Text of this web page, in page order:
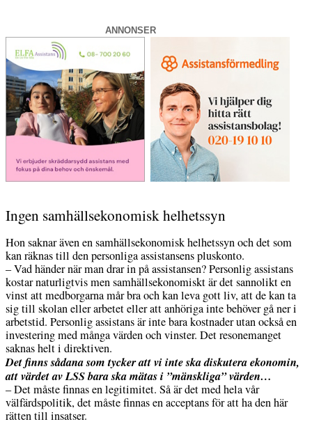
ANNONSER
Ingen samhällsekonomisk helhetssyn
Hon saknar även en samhällsekonomisk helhetssyn och det som
kan räknas till den personliga assistansens pluskonto.
– Vad händer när man drar in på assistansen? Personlig assistans
kostar naturligtvis men samhällsekonomiskt är det sannolikt en
vinst att medborgarna mår bra och kan leva gott liv, att de kan ta
sig till skolan eller arbetet eller att anhöriga inte behöver gå ner i
arbetstid. Personlig assistans är inte bara kostnader utan också en
investering med många värden och vinster. Det resonemanget
saknas helt i direktiven.
Det finns sådana som tycker att vi inte ska diskutera ekonomin,
att värdet av LSS bara ska mätas i ”mänskliga” värden…
– Det måste finnas en legitimitet. Så är det med hela vår
välfärdspolitik, det måste finnas en acceptans för att ha den här
rätten till insatser.